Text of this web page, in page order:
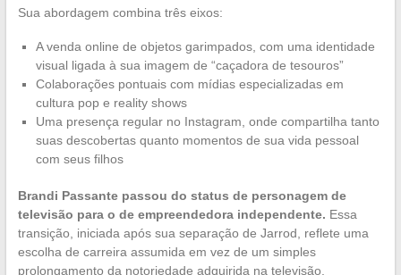
Sua abordagem combina três eixos:
A venda online de objetos garimpados, com uma identidade
visual ligada à sua imagem de “caçadora de tesouros”
Colaborações pontuais com mídias especializadas em
cultura pop e reality shows
Uma presença regular no Instagram, onde compartilha tanto
suas descobertas quanto momentos de sua vida pessoal
com seus filhos
Brandi Passante passou do status de personagem de
televisão para o de empreendedora independente. Essa
transição, iniciada após sua separação de Jarrod, reflete uma
escolha de carreira assumida em vez de um simples
prolongamento da notoriedade adquirida na televisão.